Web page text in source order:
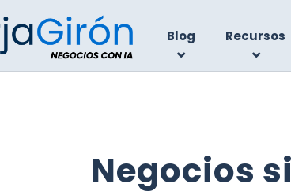
Blog Recursos
Negocios